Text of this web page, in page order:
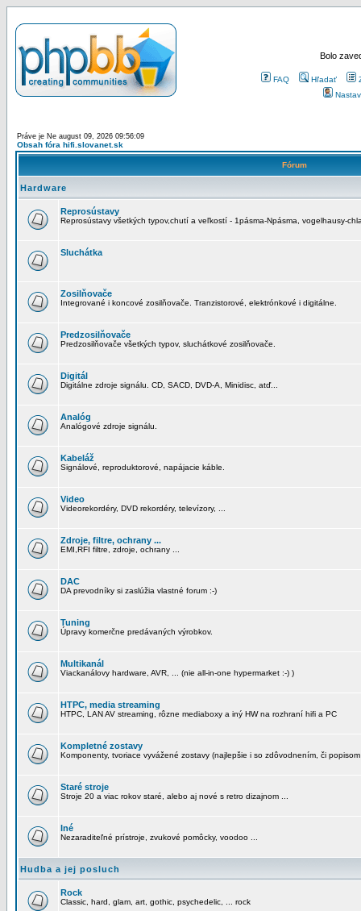
Bolo
FAQ Hľadať
Práve je Ne august 09, 2026 09:56:09
Obsah fóra hifi.slovanet.sk
Fórum
Hardware
Reprosústavy
Reprosústavy všetkých typov,chutí a veľkostí - 1pásma-Npásma, vogelhausy-
Sluchátka
Zosilňovače
Integrované i koncové zosilňovače. Tranzistorové, elektrónkové i digitálne.
Predzosilňovače
Predzosilňovače všetkých typov, sluchátkové zosilňovače.
Digitál
Digitálne zdroje signálu. CD, SACD, DVD-A, Minidisc, atď...
Analóg
Analógové zdroje signálu.
Kabeláž
Signálové, reproduktorové, napájacie káble.
Video
Videorekordéry, DVD rekordéry, televízory, ...
Zdroje, filtre, ochrany ...
EMI,RFI filtre, zdroje, ochrany ...
DAC
DA prevodníky si zaslúžia vlastné forum :-)
Tuning
Úpravy komerčne predávaných výrobkov.
Multikanál
Viackanálovy hardware, AVR, ... (nie all-in-one hypermarket :-) )
HTPC, media streaming
HTPC, LAN AV streaming, rôzne mediaboxy a iný HW na rozhraní hifi a PC
Kompletné zostavy
Komponenty, tvoriace vyvážené zostavy (najlepšie i so zdôvodnením, či
Staré stroje
Stroje 20 a viac rokov staré, alebo aj nové s retro dizajnom ...
Iné
Nezaraditeľné prístroje, zvukové pomôcky, voodoo ...
Hudba a jej posluch
Rock
Classic, hard, glam, art, gothic, psychedelic, ... rock